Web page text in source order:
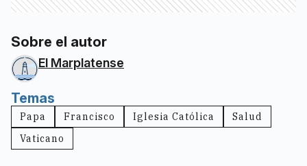
Sobre el autor
El Marplatense
Temas
Papa Francisco Iglesia Católica
Salud
Vaticano